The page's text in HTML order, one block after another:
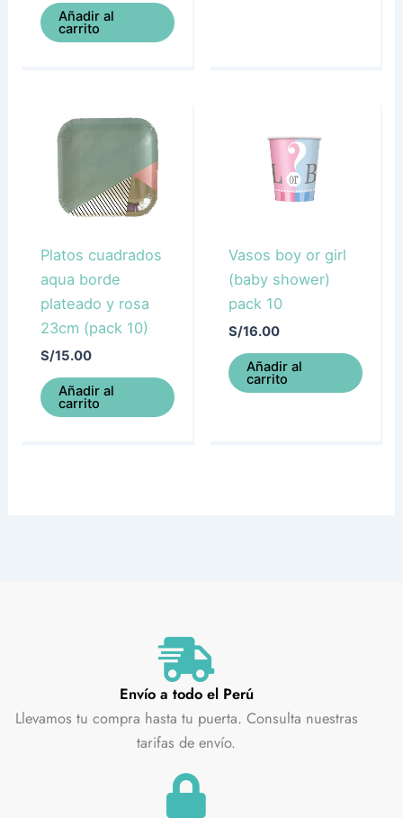
Añadir al
carrito
Platos cuadrados
aqua borde
plateado y rosa
23cm (pack 10)
S/15.00
Añadir al
carrito
Vasos boy or girl
(baby shower)
pack 10
S/16.00
Añadir al
carrito
Envío a todo el Perú
Llevamos tu compra hasta tu puerta. Consulta nuestras
tarifas de envío.